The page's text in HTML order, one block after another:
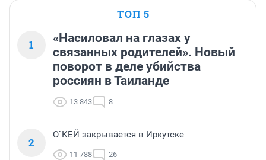
ТОП 5
1
«Насиловал на глазах у
связанных родителей». Новый
поворот в деле убийства
россиян в Таиланде
13 843 8
2
О`КЕЙ закрывается в Иркутске
11 788 26